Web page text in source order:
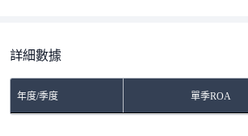
詳細數據
年度/季度 單季ROA